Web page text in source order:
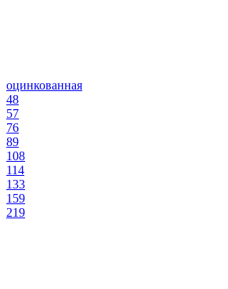
оцинкованная
48
57
76
89
108
114
133
159
219